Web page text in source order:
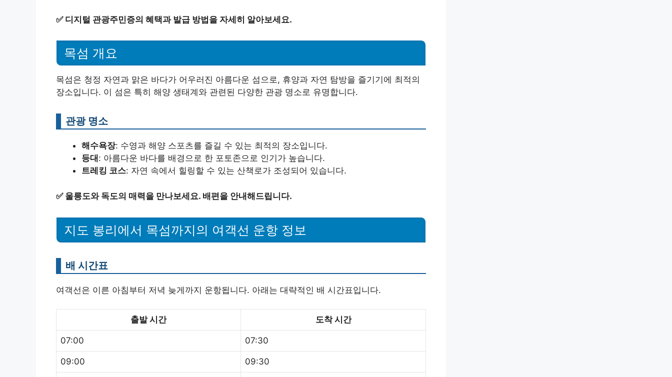
✅ 디지털 관광주민증의 혜택과 발급 방법을 자세히 알아보세요.
목섬 개요
목섬은 청정 자연과 맑은 바다가 어우러진 아름다운 섬으로, 휴양과 자연 탐방을 즐기기에 최적의
장소입니다. 이 섬은 특히 해양 생태계와 관련된 다양한 관광 명소로 유명합니다.
관광 명소
해수욕장: 수영과 해양 스포츠를 즐길 수 있는 최적의 장소입니다.
등대 : 아름다운 바다를 배경으로 한 포토존으로 인기가 높습니다.
트레킹 코스: 자연 속에서 힐링할 수 있는 산책로가 조성되어 있습니다.
✅ 울릉도와 독도의 매력을 만나보세요. 배편을 안내해드립니다.
지도 봉리에서 목섬까지의 여객선 운항 정보
배 시간표
여객선은 이른 아침부터 저녁 늦게까지 운항됩니다. 아래는 대략적인 배 시간표입니다.
출발 시간 도착 시간
07:00 07:30
09:00 09:30